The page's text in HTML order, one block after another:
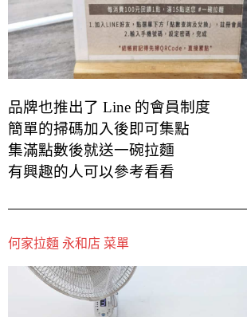
品牌也推出了 Line 的會員制度
簡單的掃碼加入後即可集點
集滿點數後就送一碗拉麵
有興趣的人可以參考看看
何家拉麵 永和店 菜單